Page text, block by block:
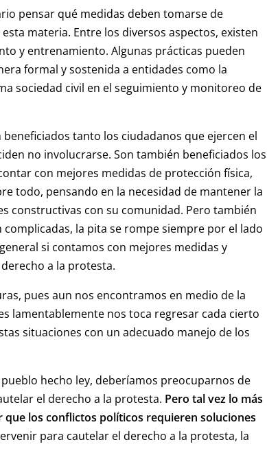
pensar qué medidas deben tomarse de
materia. Entre los diversos aspectos, existen
y entrenamiento. Algunas prácticas pueden
formal y sostenida a entidades como la
sociedad civil en el seguimiento y monitoreo de
tanto los ciudadanos que ejercen el
no involucrarse. Son también beneficiados los
con mejores medidas de protección física,
todo, pensando en la necesidad de mantener la
constructivas con su comunidad. Pero también
la pita se rompe siempre por el lado
si contamos con mejores medidas y
a la protesta.
pues aun nos encontramos en medio de la
lamentablemente nos toca regresar cada cierto
situaciones con un adecuado manejo de los
hecho ley, deberíamos preocuparnos de
el derecho a la protesta. Pero tal vez lo más
los conflictos políticos requieren soluciones
para cautelar el derecho a la protesta, la